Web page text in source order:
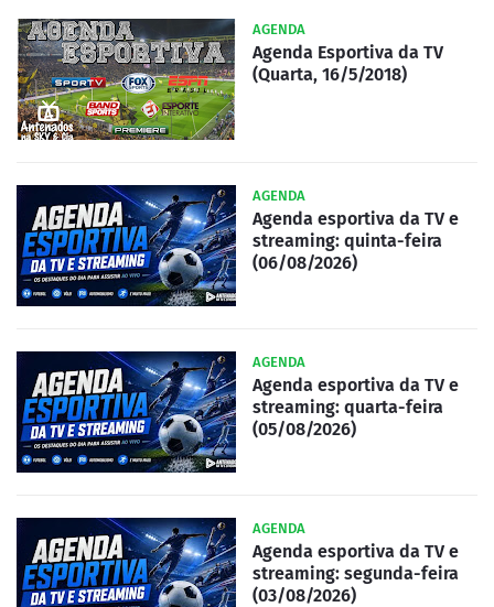
AGENDA
Agenda Esportiva da TV
(Quarta, 16/5/2018)
AGENDA
Agenda esportiva da TV e
streaming: quinta-feira
(06/08/2026)
AGENDA
Agenda esportiva da TV e
streaming: quarta-feira
(05/08/2026)
AGENDA
Agenda esportiva da TV e
streaming: segunda-feira
(03/08/2026)